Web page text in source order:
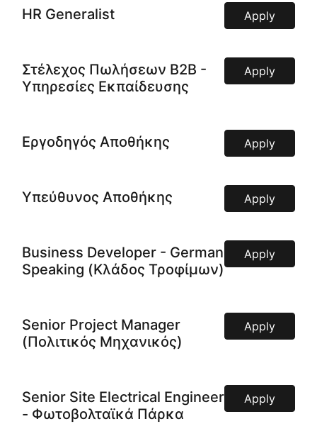
HR Generalist Apply
Στέλεχος Πωλήσεων Β2Β -
Υπηρεσίες Εκπαίδευσης
Apply
Εργοδηγός Αποθήκης Apply
Υπεύθυνος Αποθήκης Apply
Business Developer - German
Speaking (Κλάδος Τροφίμων)
Apply
Senior Project Manager
(Πολιτικός Μηχανικός)
Apply
Senior Site Electrical Engineer
- Φωτοβολταϊκά Πάρκα
Apply